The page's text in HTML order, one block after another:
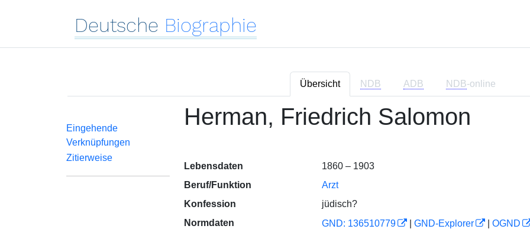
Deutsche Biographie
Übersicht NDB ADB NDB-online
Eingehende
Verknüpfungen
Zitierweise
Herman, Friedrich Salomon
Lebensdaten
1860 – 1903
Beruf/Funktion
Arzt
Konfession
jüdisch?
Normdaten
GND: 136510779 GND-Explorer
OGND